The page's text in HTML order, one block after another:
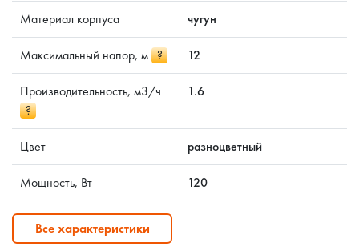
Материал корпуса чугун
Максимальный напор, м ? 12
Производительность, м3/ч
?
1.6
Цвет разноцветный
Мощность, Вт 120
Все характеристики